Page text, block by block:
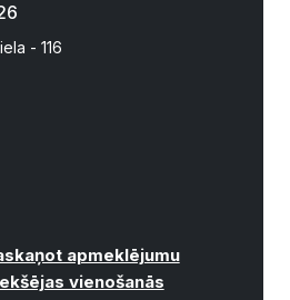
- 116
apmeklējumu
vienošanās